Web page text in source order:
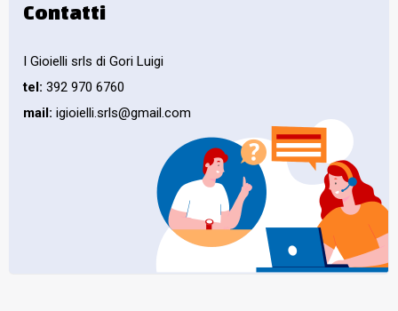
Contatti
I Gioielli srls di Gori Luigi
tel: 392 970 6760
mail: igioielli.srls@gmail.com